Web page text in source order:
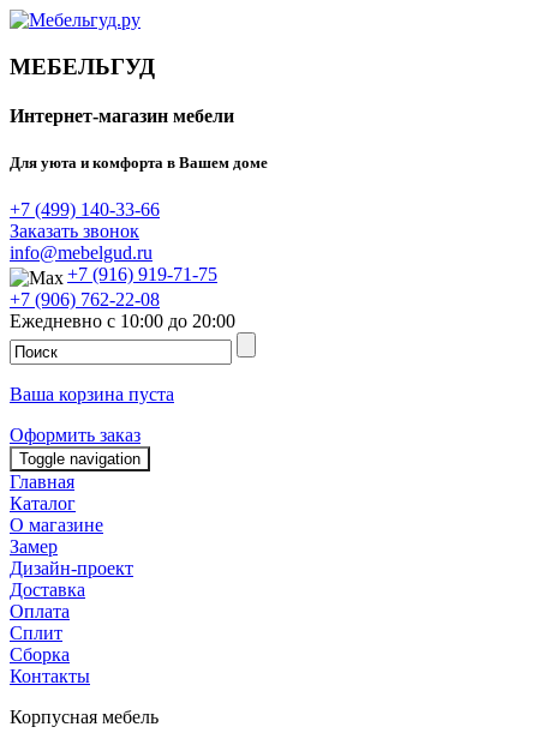
МЕБЕЛЬГУД
Интернет-магазин мебели
Для уюта и комфорта в Вашем доме
+7 (499) 140-33-66
Заказать звонок
info@mebelgud.ru
+7 (916) 919-71-75
+7 (906) 762-22-08
Ежедневно с 10:00 до 20:00
Ваша корзина пуста
Оформить заказ
Toggle navigation
Главная
Каталог
О магазине
Замер
Дизайн-проект
Доставка
Оплата
Сплит
Сборка
Контакты
Корпусная мебель